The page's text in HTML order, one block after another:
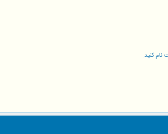
نام کنید.